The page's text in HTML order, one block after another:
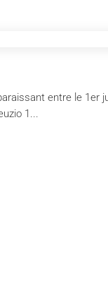
entre le 1er
1...